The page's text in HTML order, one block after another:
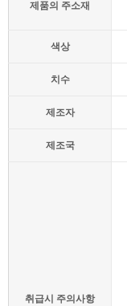
제품의 주소재
색상
치수
제조자
제조국
취급시 주의사항